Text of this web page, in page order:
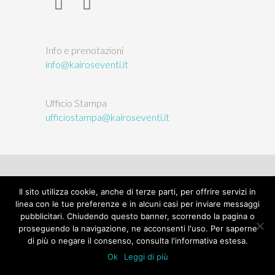
Info e prenotazioni
info@kairoseventi.it
Ufficio Stampa
ufficiostampa@kairoseventi.it
© 2026L'Orto delle Arti| Kairòs sas, P.IVA/CF:
03146380047 |Privacy|Termini e condizioni|
Credits
Il sito utilizza cookie, anche di terze parti, per offrire servizi in
linea con le tue preferenze e in alcuni casi per inviare messaggi
pubblicitari. Chiudendo questo banner, scorrendo la pagina o
proseguendo la navigazione, ne acconsenti l'uso. Per saperne
di più o negare il consenso, consulta l'informativa estesa.
Ok
Leggi di più